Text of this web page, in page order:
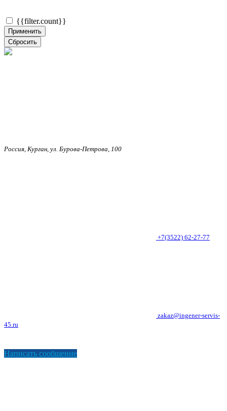
{{filter.count}}
Применить
Сбросить
Россия, Курган, ул. Бурова-Петрова, 100
+7(3522) 62-27-77
zakaz@ingener-servis-
45.ru
Написать сообщение